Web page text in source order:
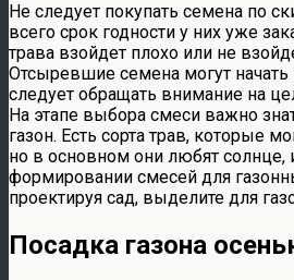
Не следует покупать семена по
всего срок годности у них уже
трава взойдет плохо или не
Отсыревшие семена могут начать
следует обращать внимание на
На этапе выбора смеси важно
газон. Есть сорта трав, которые
но в основном они любят солнце,
формировании смесей для
проектируя сад, выделите для
Посадка газона